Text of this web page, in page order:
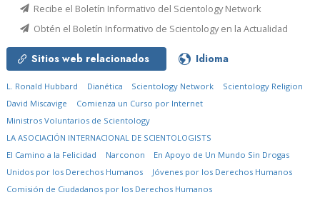
Recibe el Boletín Informativo del Scientology Network
Obtén el Boletín Informativo de Scientology en la Actualidad
Sitios web relacionados Idioma
L. Ronald Hubbard Dianética Scientology Network
Scientology Religion
David Miscavige
Comienza un Curso por Internet
Ministros Voluntarios de Scientology
LA ASOCIACIÓN INTERNACIONAL DE SCIENTOLOGISTS
El Camino a la Felicidad
Narconon
En Apoyo de Un Mundo Sin Drogas
Unidos por los Derechos Humanos
Jóvenes por los Derechos Humanos
Comisión de Ciudadanos por los Derechos Humanos